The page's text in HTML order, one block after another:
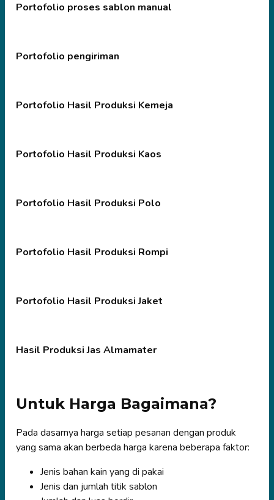
Portofolio proses sablon manual
Portofolio pengiriman
Portofolio Hasil Produksi Kemeja
Portofolio Hasil Produksi Kaos
Portofolio Hasil Produksi Polo
Portofolio Hasil Produksi Rompi
Portofolio Hasil Produksi Jaket
Hasil Produksi Jas Almamater
Untuk Harga Bagaimana?
Pada dasarnya harga setiap pesanan dengan produk
yang sama akan berbeda harga karena beberapa faktor:
Jenis bahan kain yang di pakai
Jenis dan jumlah titik sablon